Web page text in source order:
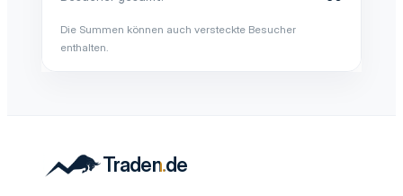
Die Summen können auch versteckte Besucher
enthalten.